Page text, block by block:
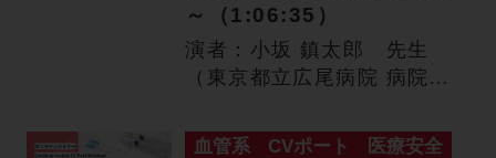
～（1:06:35）
演者：小坂 鎮太郎 先生
（東京都立広尾病院 病院総
202…
血管系 CVポート
医療安全